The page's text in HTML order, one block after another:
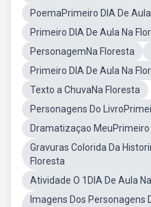
PoemaPrimeiro DIA De
Primeiro DIA De Aula Na
PersonagemNa Floresta
Primeiro DIA De Aula Na
Texto a ChuvaNa Floresta
Personagens Do
Dramatizaçao MeuPrimeiro
Gravuras Colorida Da
Floresta
Atividade O 1DIA De Aula
Imagens Dos Personagens